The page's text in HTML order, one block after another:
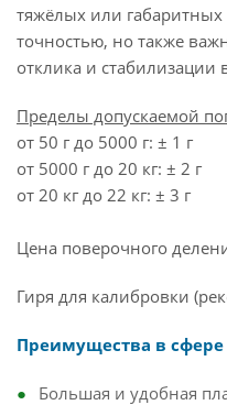
тяжёлых или габаритных
точностью, но также
отклика и стабилизации
Пределы допускаемой
от 50 г до 5000 г: ± 1 г
от 5000 г до 20 кг: ± 2 г
от 20 кг до 22 кг: ± 3 г
Цена поверочного
Гиря для калибровки
Преимущества в сфере
Большая и удобная